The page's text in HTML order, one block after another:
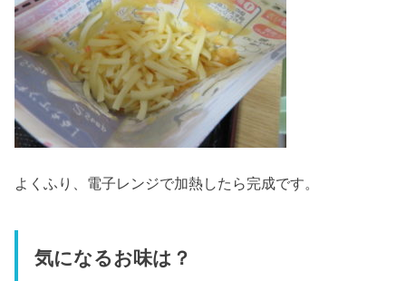
よくふり、電子レンジで加熱したら完成です。
気になるお味は？